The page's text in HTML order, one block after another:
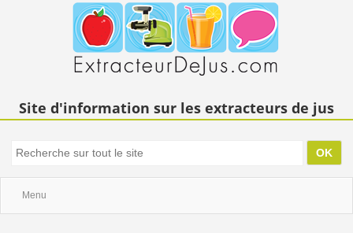
Site d'information sur les extracteurs de jus
Menu